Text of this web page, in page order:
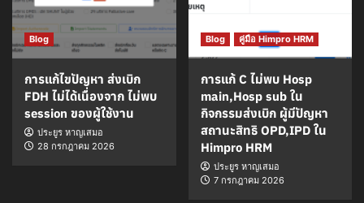
Blog
การแก้ไขปัญหา ส่งเบิก
FDH ไม่ได้เนื่องจาก ไม่พบ
session ของผู้ใช้งาน
ประยูร หาญเสมอ
28 กรกฎาคม 2026
Blog คู่มือ Himpro HRM
การแก้ C ไม่พบ Hosp
main,Hosp sub ใน
กิจกรรมส่งเบิก ผู้มีปัญหา
สถานะสิทธิ OPD,IPD ใน
Himpro HRM
ประยูร หาญเสมอ
7 กรกฎาคม 2026